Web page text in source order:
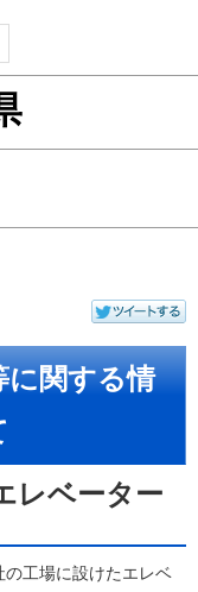
に関する情
レベーター
工場に設けたエレベ